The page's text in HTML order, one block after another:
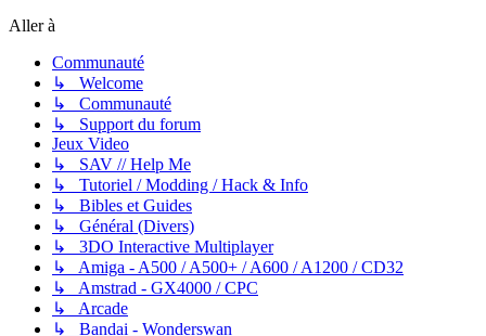
Aller à
Communauté
↳ Welcome
↳ Communauté
↳ Support du forum
Jeux Video
↳ SAV // Help Me
↳ Tutoriel / Modding / Hack & Info
↳ Bibles et Guides
↳ Général (Divers)
↳ 3DO Interactive Multiplayer
↳ Amiga - A500 / A500+ / A600 / A1200 / CD32
↳ Amstrad - GX4000 / CPC
↳ Arcade
↳ Bandai - Wonderswan